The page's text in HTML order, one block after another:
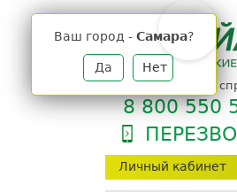
Личный кабинет
Ваш город - Самара?
Да Нет
телефон единой
8 800 550